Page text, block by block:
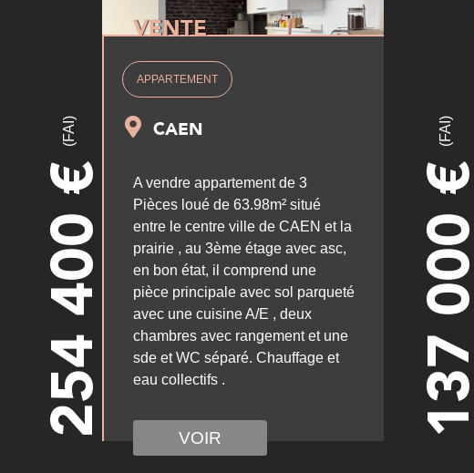
VENTE
APPARTEMENT
CAEN
A vendre appartement de 3
Pièces loué de 63.98m² situé
entre le centre ville de CAEN et la
prairie , au 3ème étage avec asc,
en bon état, il comprend une
pièce principale avec sol parqueté
avec une cuisine A/E , deux
chambres avec rangement et une
sde et WC séparé. Chauffage et
eau collectifs .
VOIR
254 400
€
(FAI)
137 000
€
(FAI)